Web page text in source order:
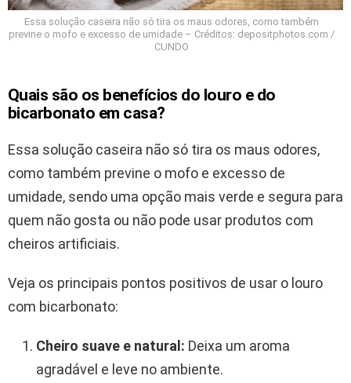
Essa solução caseira não só tira os maus odores, como também
previne o mofo e excesso de umidade – Créditos: depositphotos.com /
CUNDO
Quais são os benefícios do louro e do
bicarbonato em casa?
Essa solução caseira não só tira os maus odores,
como também previne o mofo e excesso de
umidade, sendo uma opção mais verde e segura para
quem não gosta ou não pode usar produtos com
cheiros artificiais.
Veja os principais pontos positivos de usar o louro
com bicarbonato:
Cheiro suave e natural: Deixa um aroma
agradável e leve no ambiente.